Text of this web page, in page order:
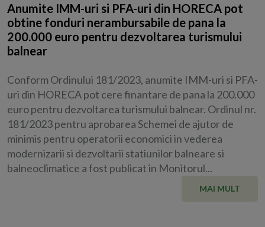
Anumite IMM-uri si PFA-uri din HORECA pot
obtine fonduri nerambursabile de pana la
200.000 euro pentru dezvoltarea turismului
balnear
Conform Ordinului 181/2023, anumite IMM-uri si PFA-
uri din HORECA pot cere finantare de pana la 200.000
euro pentru dezvoltarea turismului balnear. Ordinul nr.
181/2023 pentru aprobarea Schemei de ajutor de
minimis pentru operatorii economici in vederea
modernizarii si dezvoltarii statiunilor balneare si
balneoclimatice a fost publicat in Monitorul...
MAI MULT